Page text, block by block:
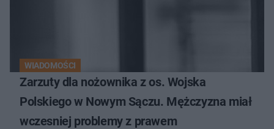
WIADOMOŚCI
Zarzuty dla nożownika z os. Wojska
Polskiego w Nowym Sączu. Mężczyzna miał
wczesniej problemy z prawem